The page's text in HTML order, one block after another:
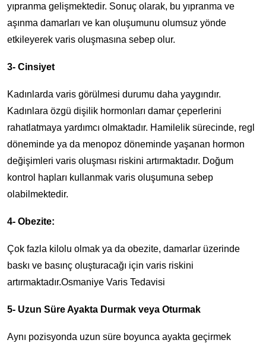
yıpranma gelişmektedir. Sonuç olarak, bu yıpranma ve
aşınma damarları ve kan oluşumunu olumsuz yönde
etkileyerek varis oluşmasına sebep olur.
3- Cinsiyet
Kadınlarda varis görülmesi durumu daha yaygındır.
Kadınlara özgü dişilik hormonları damar çeperlerini
rahatlatmaya yardımcı olmaktadır. Hamilelik sürecinde, regl
döneminde ya da menopoz döneminde yaşanan hormon
değişimleri varis oluşması riskini artırmaktadır. Doğum
kontrol hapları kullanmak varis oluşumuna sebep
olabilmektedir.
4- Obezite:
Çok fazla kilolu olmak ya da obezite, damarlar üzerinde
baskı ve basınç oluşturacağı için varis riskini
artırmaktadır.Osmaniye Varis Tedavisi
5- Uzun Süre Ayakta Durmak veya Oturmak
Aynı pozisyonda uzun süre boyunca ayakta geçirmek